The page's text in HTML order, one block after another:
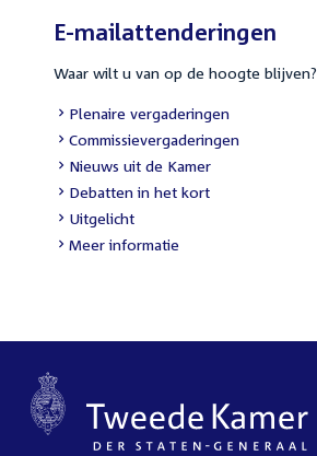
E-mailattenderingen
Waar wilt u van op de hoogte blijven?
External
link:
Plenaire vergaderingen
External
link:
Commissievergaderingen
External
link:
Nieuws uit de Kamer
External
link:
Debatten in het kort
External
link:
Uitgelicht
Meer informatie